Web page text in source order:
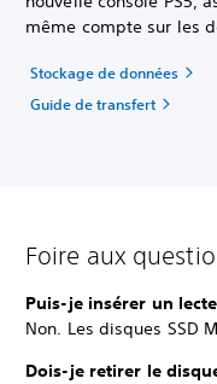
même compte sur les
Stockage de données
Guide de transfert
Foire aux
Puis-je insérer un
Non. Les disques SSD
Dois-je retirer le